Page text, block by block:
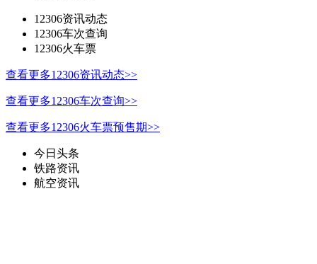
12306资讯动态
12306车次查询
12306火车票
查看更多12306资讯动态>>
查看更多12306车次查询>>
查看更多12306火车票预售期>>
今日头条
铁路资讯
航空资讯